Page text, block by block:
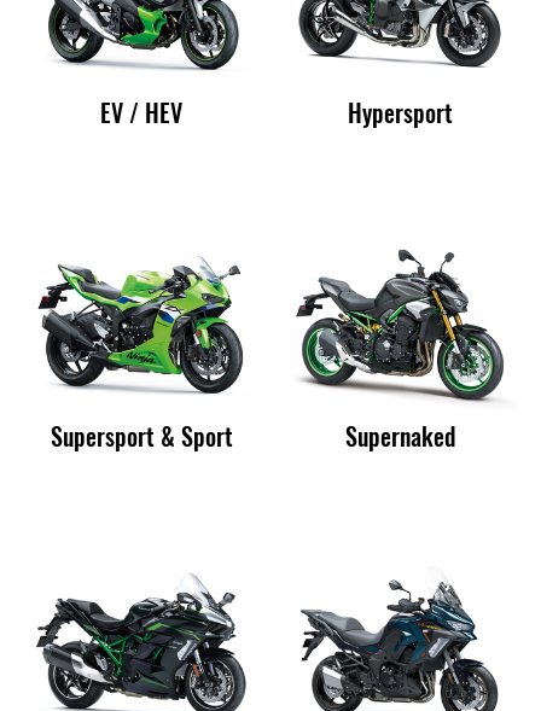
EV / HEV Hypersport
Supersport & Sport Supernaked